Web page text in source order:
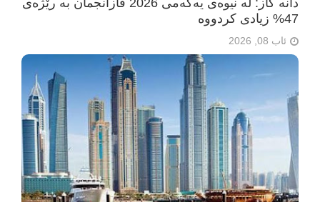
دانە گاز: لە نیوەی یەکەمی 2026 قازانجمان بە رێژەی
47% زیادی کردووە
ئاب 08, 2026